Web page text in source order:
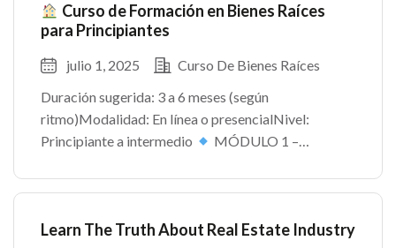
Curso de Formación en Bienes Raíces
para Principiantes
julio 1, 2025
Curso De Bienes Raíces
Duración sugerida: 3 a 6 meses (según
ritmo)Modalidad: En línea o presencialNivel:
Principiante a intermedio
MÓDULO 1 –
MÓDULO 2 – FUNDAMENTOS LEGALES
MÓDULO […]
Learn The Truth About Real Estate Industry